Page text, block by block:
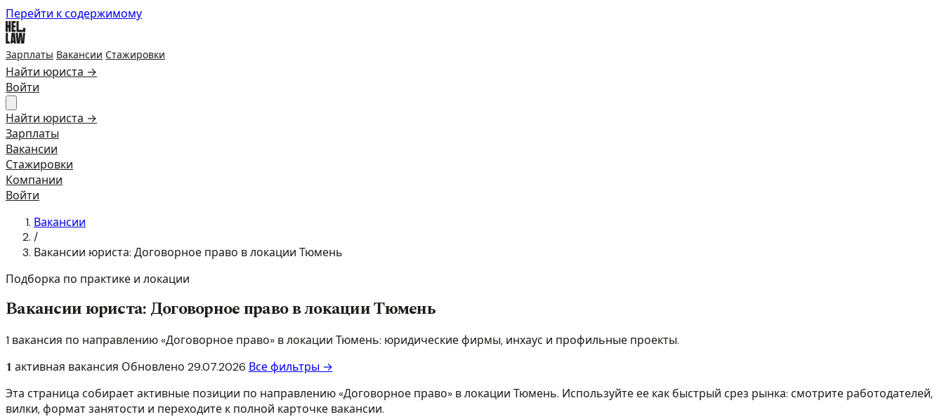
Перейти к содержимому
Зарплаты Вакансии Стажировки
Найти юриста →
Войти
Найти юриста →
Зарплаты
Вакансии
Стажировки
Компании
Войти
Вакансии
/
Вакансии юриста: Договорное право в локации Тюмень
Подборка по практике и локации
Вакансии юриста: Договорное право в локации Тюмень
1 вакансия по направлению «Договорное право» в локации Тюмень: юридические фирмы, инхаус и профильные проекты.
1 активная вакансия Обновлено 29.07.2026 Все фильтры →
Эта страница собирает активные позиции по направлению «Договорное право» в локации Тюмень. Используйте ее как быстрый срез рынка: смотрите работодателей,
вилки, формат занятости и переходите к полной карточке вакансии.